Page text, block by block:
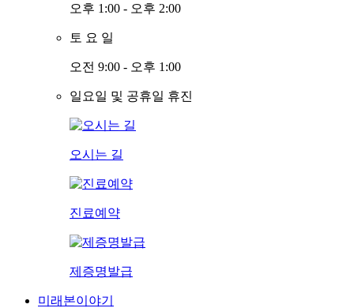
오후 1:00 - 오후 2:00
토 요 일
오전 9:00 - 오후 1:00
일요일 및 공휴일 휴진
오시는 길
진료예약
제증명발급
미래본이야기